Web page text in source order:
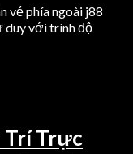
vẻ phía ngoài j88
duy với trình độ
Trí Trực